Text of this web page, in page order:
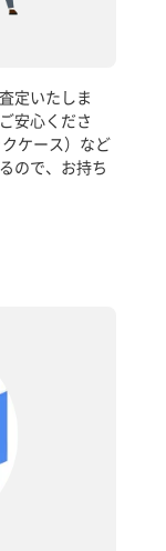
定いたしま
安心くださ
ケース）など
ので、お持ち